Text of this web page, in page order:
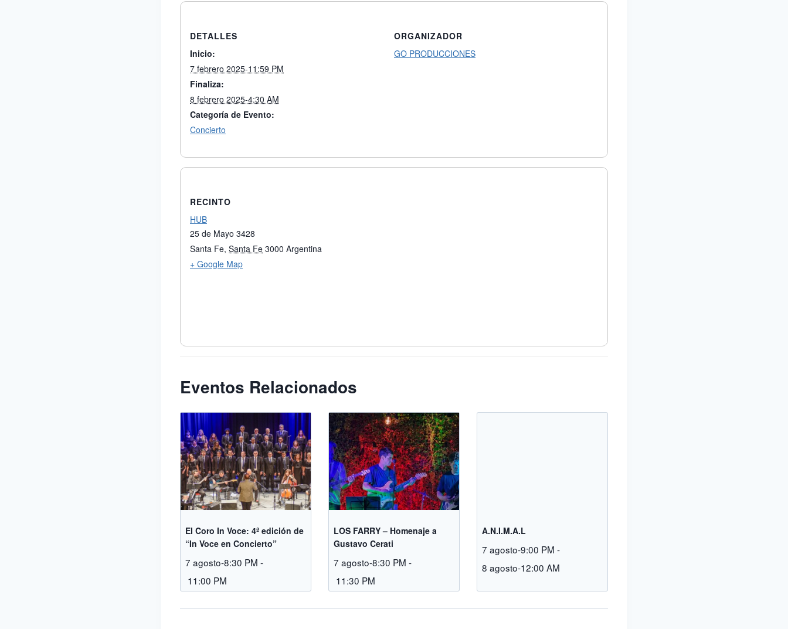
DETALLES
Inicio:
7 febrero 2025-11:59 PM
Finaliza:
8 febrero 2025-4:30 AM
Categoría de Evento:
Concierto
ORGANIZADOR
GO PRODUCCIONES
RECINTO
HUB
25 de Mayo 3428
Santa Fe, Santa Fe 3000 Argentina
+ Google Map
Eventos Relacionados
El Coro In Voce: 4ª edición de
“In Voce en Concierto”
7 agosto-8:30 PM -
11:00 PM
LOS FARRY – Homenaje a
Gustavo Cerati
7 agosto-8:30 PM -
11:30 PM
A.N.I.M.A.L
7 agosto-9:00 PM -
8 agosto-12:00 AM